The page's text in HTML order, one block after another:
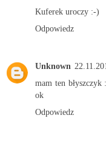
Kuferek uroczy :-)
Odpowiedz
Unknown
mam ten błyszczyk
ok
Odpowiedz